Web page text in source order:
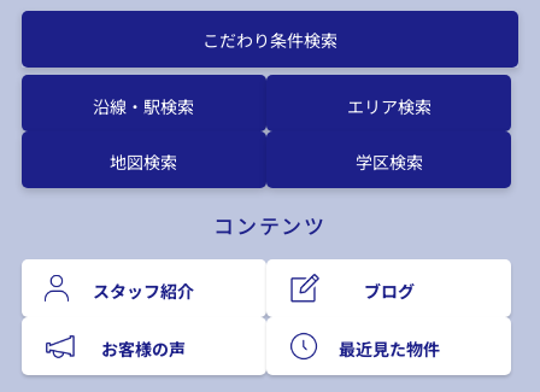
こだわり条件検索
沿線・駅検索 エリア検索
地図検索 学区検索
コンテンツ
スタッフ紹介 ブログ
お客様の声 最近見た物件